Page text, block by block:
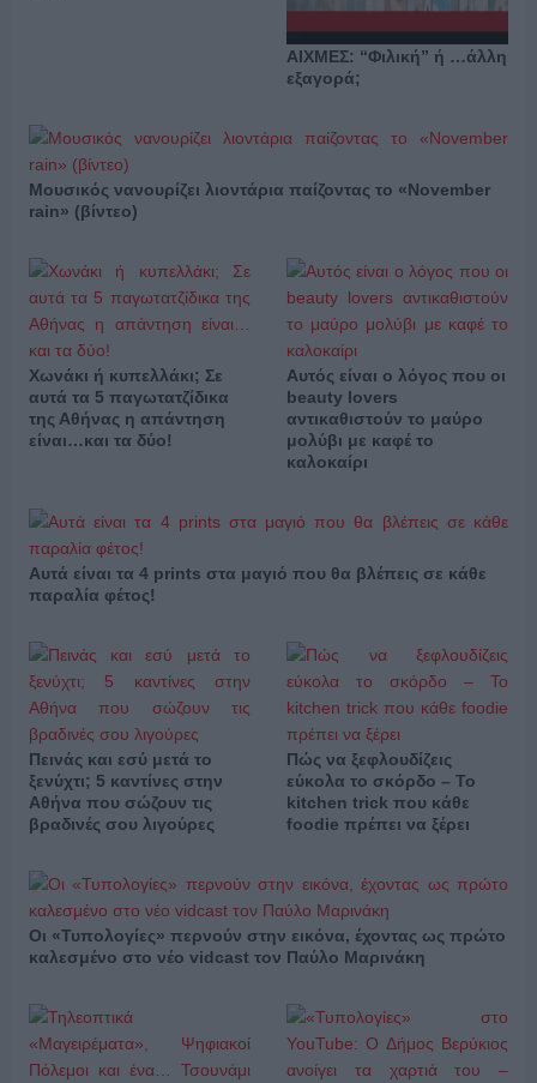
ΑΙΧΜΕΣ: “Φιλική” ή …άλλη
εξαγορά;
Μουσικός νανουρίζει λιοντάρια παίζοντας το «November
rain» (βίντεο)
Χωνάκι ή κυπελλάκι; Σε
αυτά τα 5 παγωτατζίδικα
της Αθήνας η απάντηση
είναι…και τα δύο!
Αυτός είναι ο λόγος που οι
beauty lovers
αντικαθιστούν το μαύρο
μολύβι με καφέ το
καλοκαίρι
Αυτά είναι τα 4 prints στα μαγιό που θα βλέπεις σε κάθε
παραλία φέτος!
Πεινάς και εσύ μετά το
ξενύχτι; 5 καντίνες στην
Αθήνα που σώζουν τις
βραδινές σου λιγούρες
Πώς να ξεφλουδίζεις
εύκολα το σκόρδο – Το
kitchen trick που κάθε
foodie πρέπει να ξέρει
Οι «Τυπολογίες» περνούν στην εικόνα, έχοντας ως πρώτο
καλεσμένο στο νέο vidcast τον Παύλο Μαρινάκη